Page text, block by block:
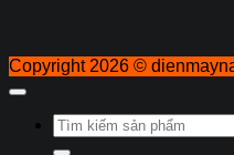
Copyright 2026 ©
Tìm
kiếm: